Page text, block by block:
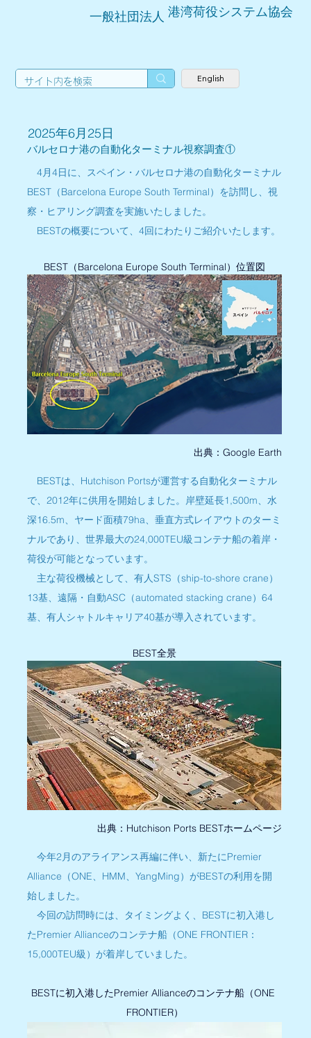
港湾荷役システム協会
一般社団法人
English
2025年6月25日
バルセロナ港の自動化ターミナル視察調査①
4月4日に、スペイン・バルセロナ港の自動化ターミナル
BEST（Barcelona Europe South Terminal）を訪問し、視
察・ヒアリング調査を実施いたしました。
BESTの概要について、4回にわたりご紹介いたします。
BEST（Barcelona Europe South Terminal）位置図
出典：Google Earth
BESTは、Hutchison Portsが運営する自動化ターミナル
で、2012年に供用を開始しました。岸壁延長1,500m、水
深16.5m、ヤード面積79ha、垂直方式レイアウトのターミ
ナルであり、世界最大の24,000TEU級コンテナ船の着岸・
荷役が可能となっています。
主な荷役機械として、有人STS（ship-to-shore crane）
13基、遠隔・自動ASC（automated stacking crane）64
基、有人シャトルキャリア40基が導入されています。
BEST全景
出典：Hutchison Ports BESTホームページ
今年2月のアライアンス再編に伴い、新たにPremier
Alliance（ONE、HMM、YangMing）がBESTの利用を開
始しました。
今回の訪問時には、タイミングよく、BESTに初入港し
たPremier Allianceのコンテナ船（ONE FRONTIER：
15,000TEU級）が着岸していました。
BESTに初入港したPremier Allianceのコンテナ船（ONE
FRONTIER）